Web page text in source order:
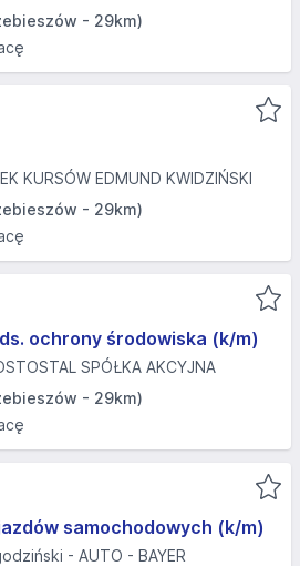
- 29km)
KURSÓW EDMUND KWIDZIŃSKI
- 29km)
ochrony środowiska (k/m)
SPÓŁKA AKCYJNA
- 29km)
samochodowych (k/m)
- AUTO - BAYER